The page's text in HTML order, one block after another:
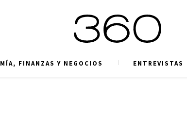
FINANZAS Y NEGOCIOS ENTREVISTAS